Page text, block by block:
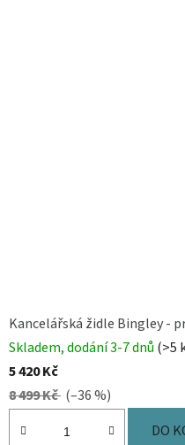
Kancelářská židle Bingley -
Skladem, dodání 3-7 dnů (>5
5 420 Kč
8 499 Kč (–36 %)
DO